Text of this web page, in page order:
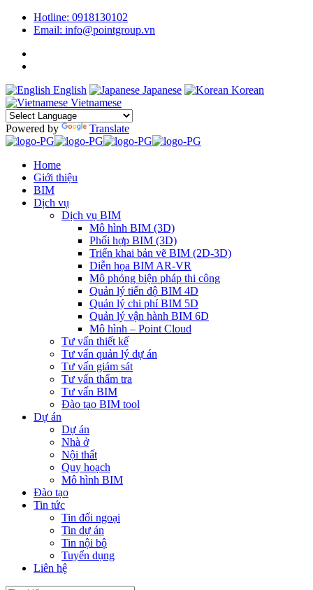
Hotline: 0918130102
Email: info@pointgroup.vn
English Japanese
Korean
Vietnamese
Powered by Translate
Home
Giới thiệu
BIM
Dịch vụ
Dịch vụ BIM
Mô hình BIM (3D)
Phối hợp BIM (3D)
Triển khai bản vẽ BIM (2D-3D)
Diễn họa BIM AR-VR
Mô phỏng biện pháp thi công
Quản lý tiến độ BIM 4D
Quản lý chi phí BIM 5D
Quản lý vận hành BIM 6D
Mô hình – Point Cloud
Tư vấn thiết kế
Tư vấn quản lý dự án
Tư vấn giám sát
Tư vấn thẩm tra
Tư vấn BIM
Đào tạo BIM tool
Dự án
Dự án
Nhà ở
Nội thất
Quy hoạch
Mô hình BIM
Đào tạo
Tin tức
Tin đối ngoại
Tin dự án
Tin nội bộ
Tuyển dụng
Liên hệ